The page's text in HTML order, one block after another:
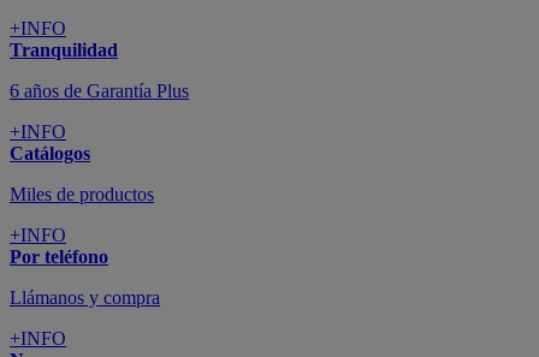
+INFO
Tranquilidad
6 años de Garantía Plus
+INFO
Catálogos
Miles de productos
+INFO
Por teléfono
Llámanos y compra
+INFO